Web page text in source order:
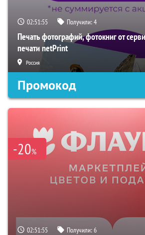
02:51:54 Получили:4
Печать фотографий, фотокниг от
печати netPrint
Россия
Промокод
-20%
02:51:54 Получили:6